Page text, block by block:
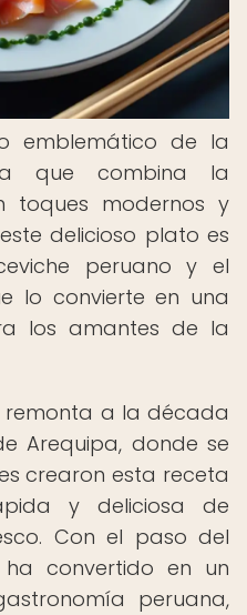
emblemático de la
que combina la
toques modernos y
delicioso plato es
peruano y el
lo convierte en una
los amantes de la
remonta a la década
Arequipa, donde se
crearon esta receta
y deliciosa de
Con el paso del
convertido en un
peruana,